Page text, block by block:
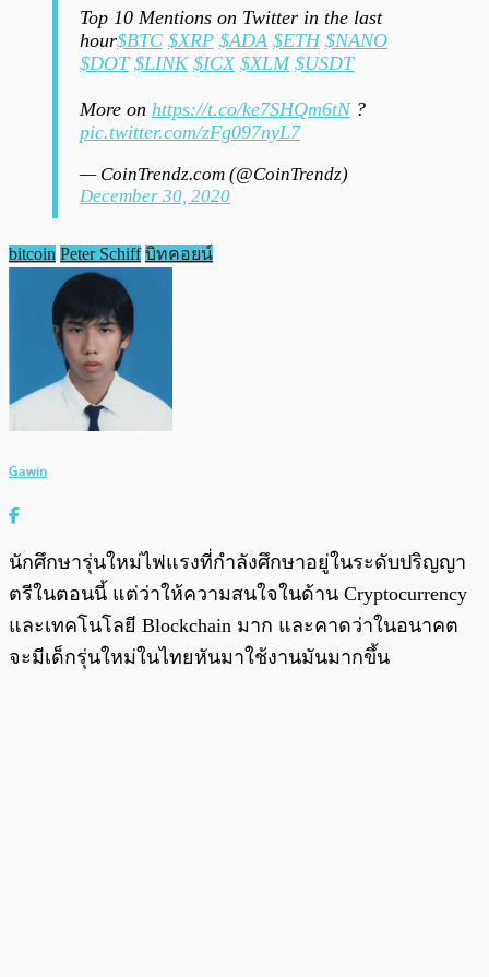
Top 10 Mentions on Twitter in the last
hour$BTC $XRP $ADA $ETH $NANO
$DOT $LINK $ICX $XLM $USDT
More on https://t.co/ke7SHQm6tN?
pic.twitter.com/zFg097nyL7
— CoinTrendz.com (@CoinTrendz)
December 30, 2020
bitcoin Peter Schiff บิทคอยน์
Gawin
นักศึกษารุ่นใหม่ไฟแรงที่กำลังศึกษาอยู่ในระดับปริญญา
ตรีในตอนนี้ แต่ว่าให้ความสนใจในด้าน Cryptocurrency
และเทคโนโลยี Blockchain มาก และคาดว่าในอนาคต
จะมีเด็กรุ่นใหม่ในไทยหันมาใช้งานมันมากขึ้น